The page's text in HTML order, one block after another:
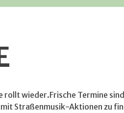
rollt wieder.Frische Termine
Straßenmusik-Aktionen zu